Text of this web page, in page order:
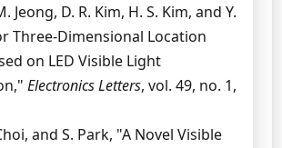
Jeong, D. R. Kim, H. S. Kim, and Y.
Three-Dimensional Location
on LED Visible Light
Electronics Letters, vol. 49, no. 1,
and S. Park, "A Novel Visible